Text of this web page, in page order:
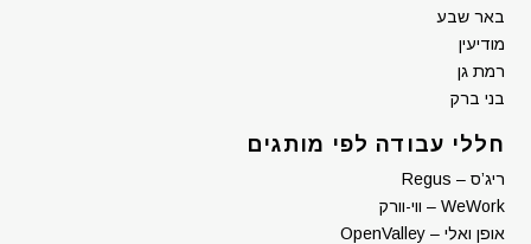
באר שבע
מודיעין
רמת גן
בני ברק
חללי עבודה לפי מותגים
ריג’ס – Regus
WeWork – ווי-וורק
אופן ואלי – OpenValley